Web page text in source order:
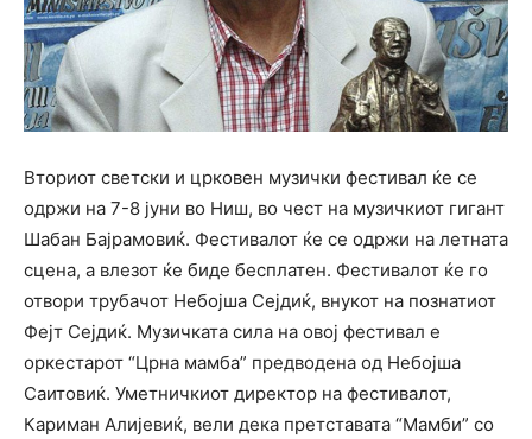
Вториот светски и црковен музички фестивал ќе се
одржи на 7-8 јуни во Ниш, во чест на музичкиот гигант
Шабан Бајрамовиќ. Фестивалот ќе се одржи на летната
сцена, а влезот ќе биде бесплатен. Фестивалот ќе го
отвори трубачот Небојша Сејдиќ, внукот на познатиот
Фејт Сејдиќ. Музичката сила на овој фестивал е
оркестарот “Црна мамба” предводена од Небојша
Саитовиќ. Уметничкиот директор на фестивалот,
Кариман Алијевиќ, вели дека претставата “Мамби” со